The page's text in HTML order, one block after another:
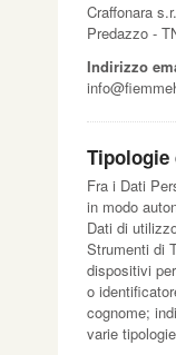
Craffonara
Predazzo -
Indirizzo
Fra i Dati
in modo
Dati di
Strumenti di
dispositivi
o
cognome;
varie